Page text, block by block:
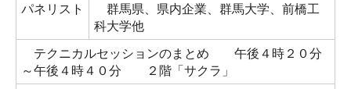
パネリスト
群馬県、県内企業、群馬大学、前橋工
科大学他
テクニカルセッションのまとめ 午後４時２０分
～午後４時４０分 ２階「サクラ」